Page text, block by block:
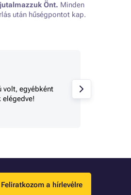
Önt. Minden
után hűségpontot kap.
volt, egyébként
elégedve!
Feliratkozom a hírlevélre